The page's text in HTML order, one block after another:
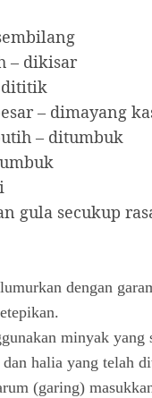
– dikisar
dititik
– dimayang
– ditumbuk
gula secukup
dengan
minyak yang
halia yang telah
(garing)